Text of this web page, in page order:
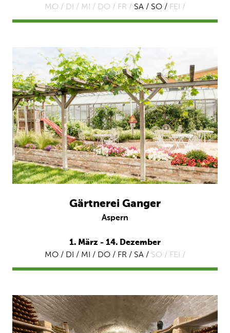
MO / DI / MI / DO / FR / SA / SO / FEI /
Gärtnerei Ganger
Aspern
1. März - 14. Dezember
MO / DI / MI / DO / FR / SA / SO / FEI /